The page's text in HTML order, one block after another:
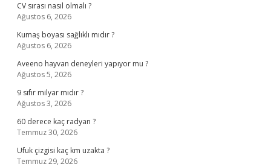
CV sırası nasıl olmalı ?
Ağustos 6, 2026
Kumaş boyası sağlıklı mıdır ?
Ağustos 6, 2026
Aveeno hayvan deneyleri yapıyor mu ?
Ağustos 5, 2026
9 sıfır milyar mıdır ?
Ağustos 3, 2026
60 derece kaç radyan ?
Temmuz 30, 2026
Ufuk çizgisi kaç km uzakta ?
Temmuz 29, 2026